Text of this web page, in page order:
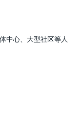
中心、大型社区等人